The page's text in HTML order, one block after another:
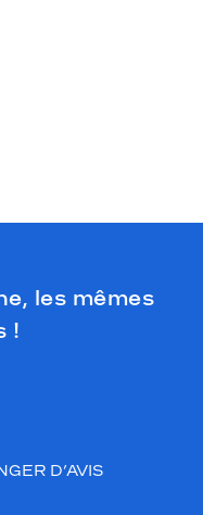
les mêmes
!
D’AVIS